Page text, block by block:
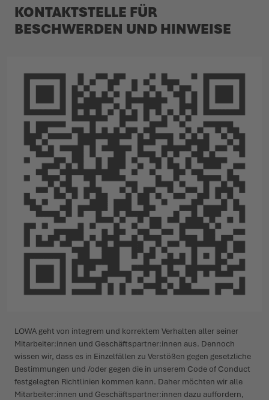
KONTAKT­STELLE FÜR
BESCHWERDEN UND HINWEISE
LOWA geht von integrem und korrektem Verhalten aller seiner
Mita­r­beiter:innen und Geschäft­s­­partner:innen aus. Dennoch
wissen wir, dass es in Einzel­fällen zu Verstößen gegen geset­zliche
Bestim­­mungen und /oder gegen die in unserem Code of Conduct
fest­ge­legten Richt­­linien kommen kann. Daher möchten wir alle
Mita­r­beiter:innen und Geschäft­s­­partner:innen dazu auffordern,